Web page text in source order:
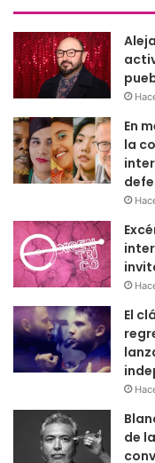
En
la
El
de